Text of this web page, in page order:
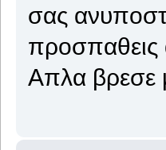
σας
προσπαθεις
Απλα βρεσε